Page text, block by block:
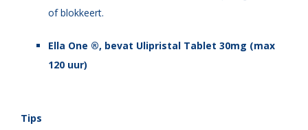
of blokkeert.
Ella One ®, bevat Ulipristal Tablet 30mg (max
120 uur)
Tips